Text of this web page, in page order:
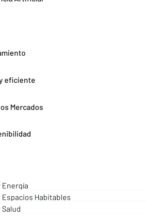
eficiente
Mercados
Habitables